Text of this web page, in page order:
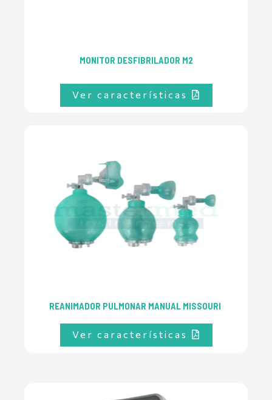
MONITOR DESFIBRILADOR M2
Ver características
REANIMADOR PULMONAR MANUAL MISSOURI
Ver características